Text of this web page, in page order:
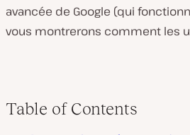
avancée de Google (qui
vous montrerons comment les
Table of Contents